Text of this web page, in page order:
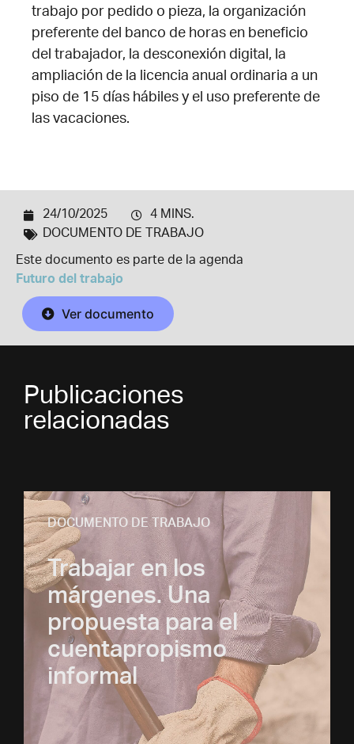
trabajo por pedido o pieza, la organización
preferente del banco de horas en beneficio
del trabajador, la desconexión digital, la
ampliación de la licencia anual ordinaria a un
piso de 15 días hábiles y el uso preferente de
las vacaciones.
Ver documento
Este documento es parte de la agenda
Futuro del trabajo
24/10/2025
4 MINS.
DOCUMENTO DE TRABAJO
Publicaciones
relacionadas
DOCUMENTO DE TRABAJO
Trabajar en los
márgenes. Una
propuesta para el
cuentapropismo
informal